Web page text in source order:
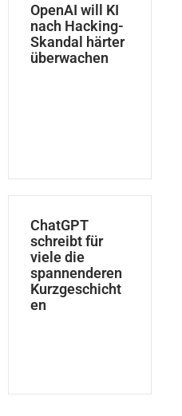
OpenAI will KI
nach Hacking-
Skandal härter
überwachen
ChatGPT
schreibt für
viele die
spannenderen
Kurzgeschicht
en